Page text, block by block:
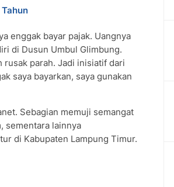
enggak bayar pajak. Uangnya
di Dusun Umbul Glimbung.
parah. Jadi inisiatif dari
saya bayarkan, saya gunakan
Sebagian memuji semangat
sementara lainnya
di Kabupaten Lampung Timur.